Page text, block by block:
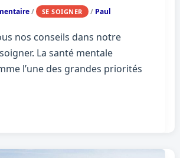
/ SE SOIGNER / Paul
nos conseils dans notre
La santé mentale
l’une des grandes priorités